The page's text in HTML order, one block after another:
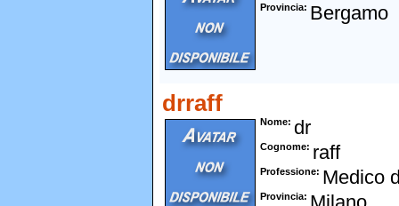
Provincia Bergamo
drraff
Nome dr
Cognome raff
Professione Medico
Provincia